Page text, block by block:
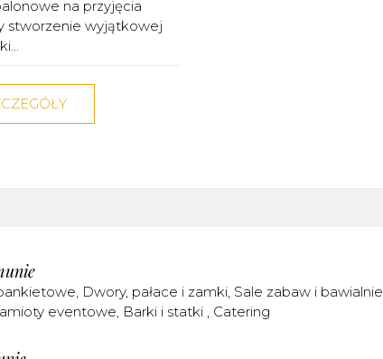
na przyjęcia
stworzenie wyjątkowej
Dwory, pałace i zamki Sale zabaw i bawialnie
eventowe Barki i statki Catering